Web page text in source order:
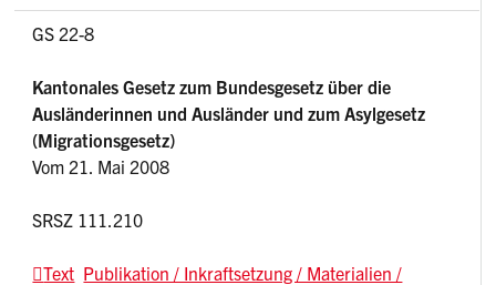
GS 22-8
Kantonales Gesetz zum Bundesgesetz über die
Ausländerinnen und Ausländer und zum Asylgesetz
(Migrationsgesetz)
Vom 21. Mai 2008
SRSZ 111.210
Text Publikation / Inkraftsetzung / Materialien /